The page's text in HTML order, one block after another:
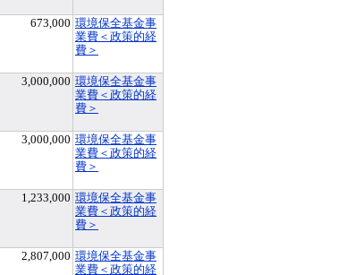
673,000 環境保全基金事
業費＜政策的経
費＞
3,000,000 環境保全基金事
業費＜政策的経
費＞
3,000,000 環境保全基金事
業費＜政策的経
費＞
1,233,000 環境保全基金事
業費＜政策的経
費＞
2,807,000 環境保全基金事
業費＜政策的経